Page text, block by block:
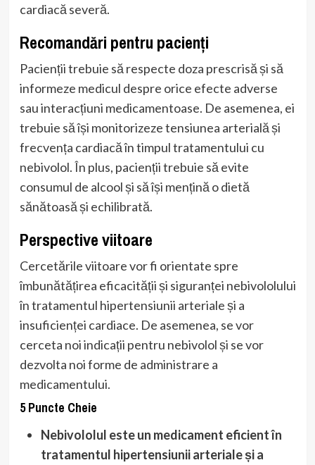
cardiacă severă.
Recomandări pentru pacienți
Pacienții trebuie să respecte doza prescrisă și să
informeze medicul despre orice efecte adverse
sau interacțiuni medicamentoase. De asemenea, ei
trebuie să își monitorizeze tensiunea arterială și
frecvența cardiacă în timpul tratamentului cu
nebivolol. În plus, pacienții trebuie să evite
consumul de alcool și să își mențină o dietă
sănătoasă și echilibrată.
Perspective viitoare
Cercetările viitoare vor fi orientate spre
îmbunătățirea eficacității și siguranței nebivololului
în tratamentul hipertensiunii arteriale și a
insuficienței cardiace. De asemenea, se vor
cerceta noi indicații pentru nebivolol și se vor
dezvolta noi forme de administrare a
medicamentului.
5 Puncte Cheie
Nebivololul este un medicament eficient în
tratamentul hipertensiunii arteriale și a